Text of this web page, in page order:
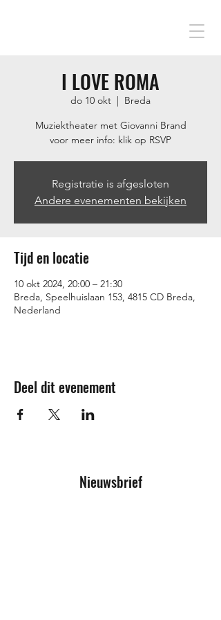
I LOVE ROMA
do 10 okt
  |
Breda
Muziektheater met Giovanni Brand
voor meer info: klik op RSVP
Registratie is afgesloten
Andere evenementen bekijken
Tijd en locatie
10 okt 2024, 20:00 – 21:30
Breda, Speelhuislaan 153, 4815 CD Breda,
Nederland
Deel dit evenement
Nieuwsbrief